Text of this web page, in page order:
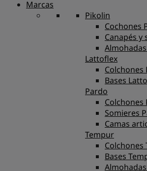
Marcas
Pikolin
Cochones
Canapés y
Lattoflex
Colchones
Bases
Pardo
Colchones
Somieres
Camas
Tempur
Colchones
Bases